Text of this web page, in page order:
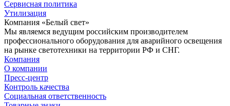
Сервисная политика
Утилизация
Компания «Белый свет»
Мы являемся ведущим российским производителем
профессионального оборудования для аварийного освещения
на рынке светотехники на территории РФ и СНГ.
Компания
О компании
Пресс-центр
Контроль качества
Социальная ответственность